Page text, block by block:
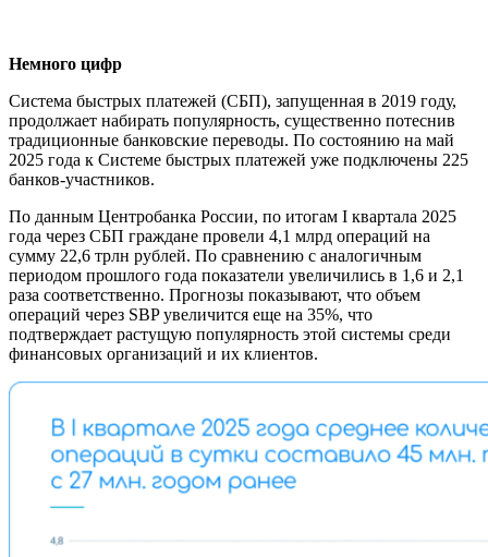
Немного цифр
Система быстрых платежей (СБП), запущенная в 2019 году,
продолжает набирать популярность, существенно потеснив
традиционные банковские переводы. По состоянию на май
2025 года к Системе быстрых платежей уже подключены 225
банков-участников.
По данным Центробанка России, по итогам I квартала 2025
года через СБП граждане провели 4,1 млрд операций на
сумму 22,6 трлн рублей. По сравнению с аналогичным
периодом прошлого года показатели увеличились в 1,6 и 2,1
раза соответственно. Прогнозы показывают, что объем
операций через SBP увеличится еще на 35%, что
подтверждает растущую популярность этой системы среди
финансовых организаций и их клиентов.